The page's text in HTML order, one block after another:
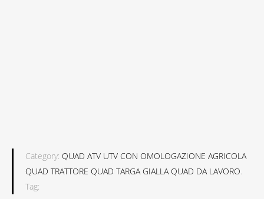
Category: QUAD ATV UTV CON OMOLOGAZIONE AGRICOLA
QUAD TRATTORE QUAD TARGA GIALLA QUAD DA LAVORO.
Tag: